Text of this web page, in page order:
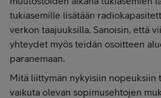
tukiasemille lisätään
verkon taajuuksilla. Sanoisin, että
yhteydet myös teidän osoitteen
paranemaan.
Mitä liittymän nykyisiin nopeuksiin
vaikuta olevan sopimusehtojen